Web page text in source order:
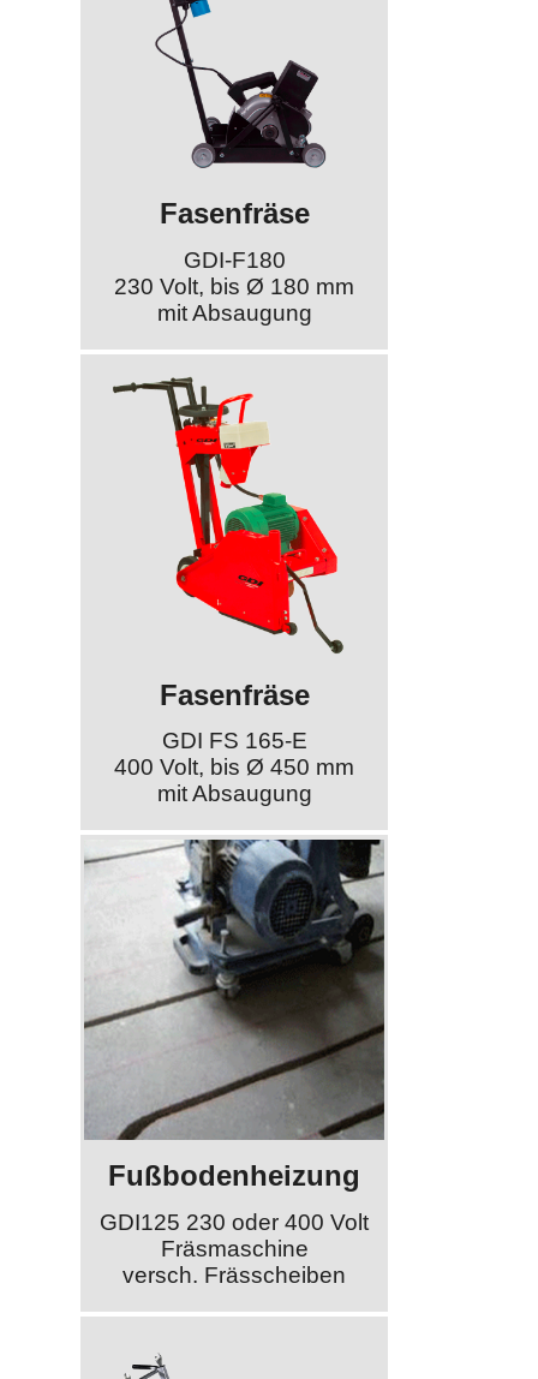
Fasenfräse
GDI-F180
230 Volt, bis Ø 180 mm
mit Absaugung
Fasenfräse
GDI FS 165-E
400 Volt, bis Ø 450 mm
mit Absaugung
Fußbodenheizung
GDI125 230 oder 400 Volt
Fräsmaschine
versch. Frässcheiben